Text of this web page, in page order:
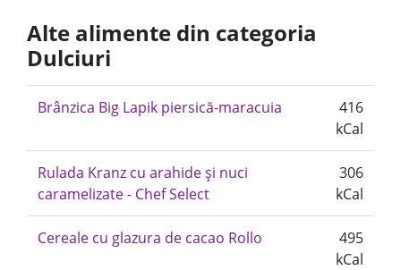
Alte alimente din categoria
Dulciuri
Brânzica Big Lapik piersică-maracuia
416
kCal
Rulada Kranz cu arahide și nuci
caramelizate - Chef Select
306
kCal
Cereale cu glazura de cacao Rollo
495
kCal